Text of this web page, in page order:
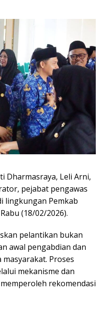
Dharmasraya, Leli Arni,
pejabat pengawas
lingkungan Pemkab
(18/02/2026).
pelantikan bukan
awal pengabdian dan
Proses
mekanisme dan
rekomendasi